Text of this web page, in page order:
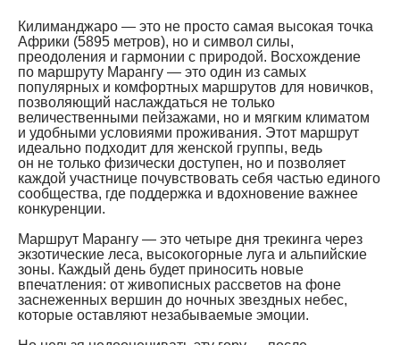
Килиманджаро — это не просто самая высокая точка
Африки (5895 метров), но и символ силы,
преодоления и гармонии с природой. Восхождение
по маршруту Марангу — это один из самых
популярных и комфортных маршрутов для новичков,
позволяющий наслаждаться не только
величественными пейзажами, но и мягким климатом
и удобными условиями проживания. Этот маршрут
идеально подходит для женской группы, ведь
он не только физически доступен, но и позволяет
каждой участнице почувствовать себя частью единого
сообщества, где поддержка и вдохновение важнее
конкуренции.
Маршрут Марангу — это четыре дня трекинга через
экзотические леса, высокогорные луга и альпийские
зоны. Каждый день будет приносить новые
впечатления: от живописных рассветов на фоне
заснеженных вершин до ночных звездных небес,
которые оставляют незабываемые эмоции.